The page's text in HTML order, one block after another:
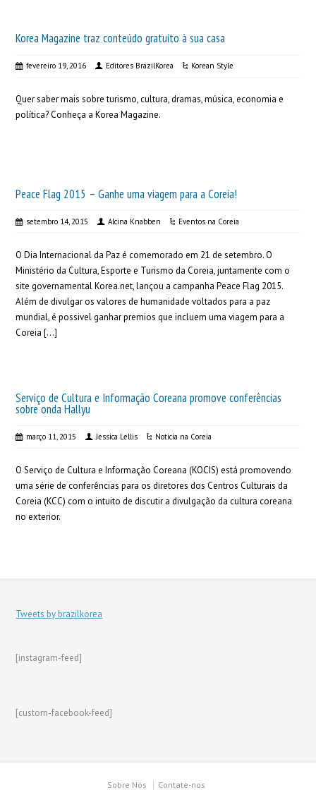
Korea Magazine traz conteúdo gratuito à sua casa
fevereiro 19, 2016 Editores BrazilKorea Korean Style
Quer saber mais sobre turismo, cultura, dramas, música, economia e
política? Conheça a Korea Magazine.
Peace Flag 2015 – Ganhe uma viagem para a Coreia!
setembro 14, 2015 Alcina Knabben Eventos na Coreia
O Dia Internacional da Paz é comemorado em 21 de setembro. O
Ministério da Cultura, Esporte e Turismo da Coreia, juntamente com o
site governamental Korea.net, lançou a campanha Peace Flag 2015.
Além de divulgar os valores de humanidade voltados para a paz
mundial, é possivel ganhar premios que incluem uma viagem para a
Coreia […]
Serviço de Cultura e Informação Coreana promove conferências
sobre onda Hallyu
março 11, 2015 Jessica Lellis Noticia na Coreia
O Serviço de Cultura e Informação Coreana (KOCIS) está promovendo
uma série de conferências para os diretores dos Centros Culturais da
Coreia (KCC) com o intuito de discutir a divulgação da cultura coreana
no exterior.
Tweets by brazilkorea
[instagram-feed]
[custom-facebook-feed]
Sobre Nós Contate-nos